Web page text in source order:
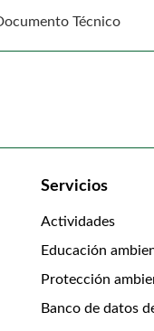
Técnico
Servicios
Actividades
Educación
Protección
Banco de datos